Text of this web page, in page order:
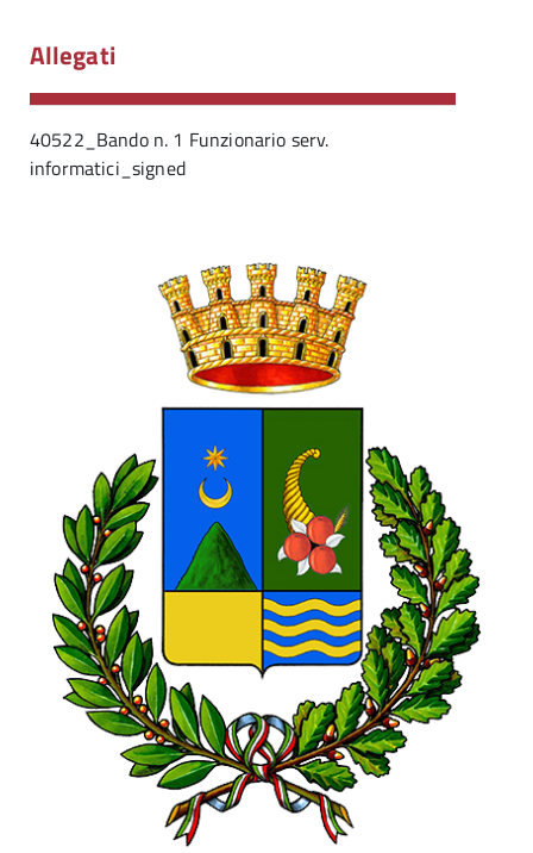
Allegati
40522_Bando n. 1 Funzionario serv.
informatici_signed